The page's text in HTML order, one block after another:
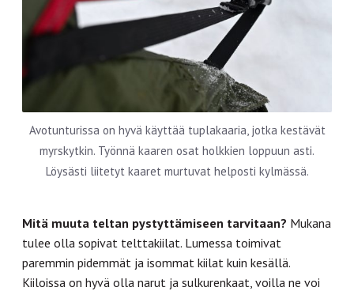
Avotunturissa on hyvä käyttää tuplakaaria, jotka kestävät
myrskytkin. Työnnä kaaren osat holkkien loppuun asti.
Löysästi liitetyt kaaret murtuvat helposti kylmässä.
Mitä muuta teltan pystyttämiseen tarvitaan? Mukana
tulee olla sopivat telttakiilat. Lumessa toimivat
paremmin pidemmät ja isommat kiilat kuin kesällä.
Kiiloissa on hyvä olla narut ja sulkurenkaat, voilla ne voi